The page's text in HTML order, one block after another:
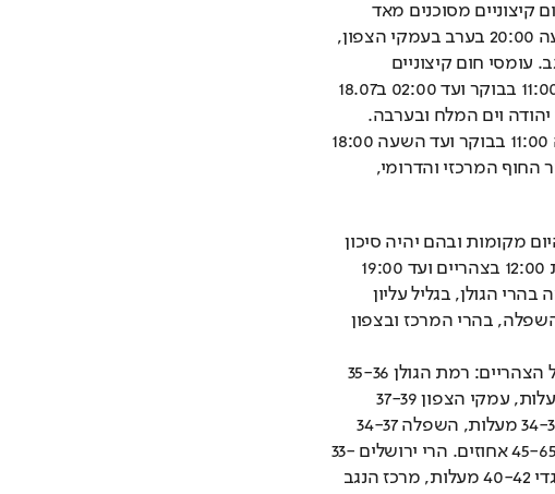
בנוסף לטמפרטורות הגבוהות ישררו היום עומסי חום קיצוניים מסוכנים מאד
בנוסף לעומסי החום ולטמפרטורות הגבוהות יהיו היום מקומות ובהם יהיה סיכון
בערב יהיה סיכון חמור לשריפות ברמת סיכון כתומה בהרי הגולן, בגליל עליון
מזרחי, בגליל תחתון מזרחי, בעמקי הצפון, בדרום השפלה, בהרי המרכז ובצפון
מעלות, הרי הצפון 32 מעלות, אזור הכנרת 38-39 מעלות, עמקי הצפון 37-39
מעלות, בקעת הירדן 39-41 מעלות, הרי השומרון 34-36 מעלות, השפלה 34-37
מעלות, החוף 31-34 מעלות, הלחות בחוף תנוע בין 45-65 אחוזים. הרי ירושלים 33-